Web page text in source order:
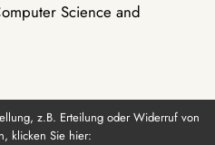
Science and
z.B. Erteilung oder Widerruf von
klicken Sie hier: